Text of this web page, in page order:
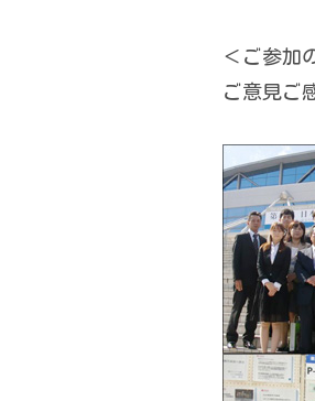
＜ご参加
ご意見ご